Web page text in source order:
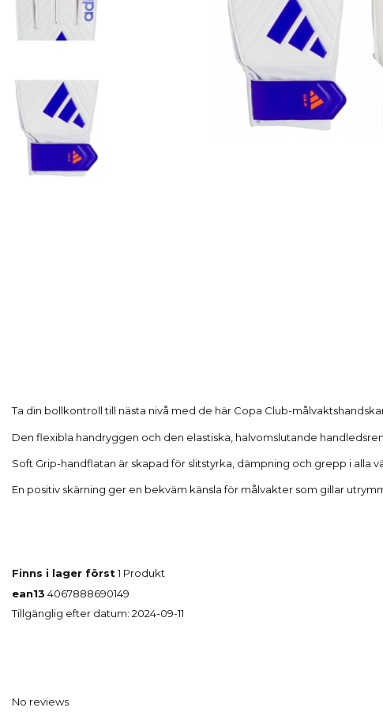
Ta din bollkontroll till nästa nivå med de här Copa Club-
Den flexibla handryggen och den elastiska, halvomslutande
Soft Grip-handflatan är skapad för slitstyrka, dämpning och grepp i alla
En positiv skärning ger en bekväm känsla för målvakter som gillar
Finns i lager först1 Produkt
ean13 4067888690149
Tillgänglig efter datum: 2024-09-11
No reviews